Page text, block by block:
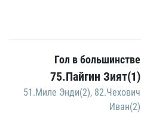
Гол в большинстве
75.Пайгин Зият(1)
51.Миле Энди(2), 82.Чехович
Иван(2)